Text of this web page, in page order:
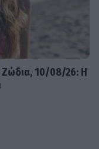
Ζώδια, 10/08/26: Η